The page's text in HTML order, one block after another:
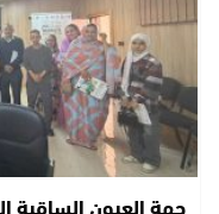
جهة العيون الساقية